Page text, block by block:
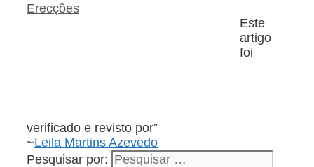
Erecções
Este
artigo
foi
verificado e revisto por”
~Leila Martins Azevedo
Pesquisar por: